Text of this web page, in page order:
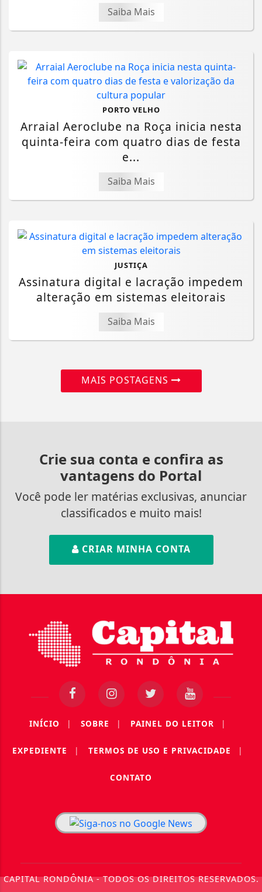
Saiba Mais
PORTO VELHO
Arraial Aeroclube na Roça inicia nesta
quinta-feira com quatro dias de festa
e...
Saiba Mais
JUSTIÇA
Assinatura digital e lacração impedem
alteração em sistemas eleitorais
Saiba Mais
MAIS POSTAGENS
Crie sua conta e confira as
vantagens do Portal
Você pode ler matérias exclusivas, anunciar
classificados e muito mais!
CRIAR MINHA CONTA
INÍCIO | SOBRE | PAINEL DO LEITOR |
EXPEDIENTE | TERMOS DE USO E PRIVACIDADE |
CONTATO
CAPITAL RONDÔNIA - TODOS OS DIREITOS RESERVADOS.